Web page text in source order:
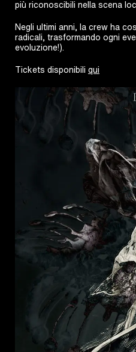
più riconoscibili nella scena
Negli ultimi anni, la crew ha
radicali, trasformando ogni
evoluzione!).
Tickets disponibili qui